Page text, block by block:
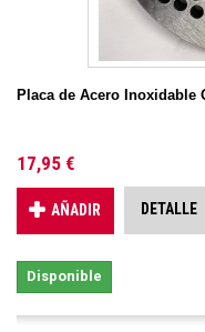
Placa de Acero Inoxidable
17,95 €
AÑADIR DETALLE
Disponible